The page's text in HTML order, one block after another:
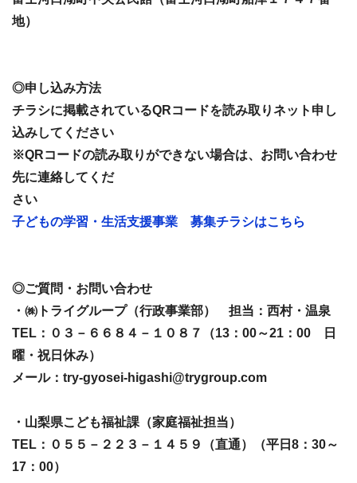
地）
◎申し込み方法
チラシに掲載されているQRコードを読み取りネット申し
込みしてください
※QRコードの読み取りができない場合は、お問い合わせ
先に連絡してくだ
さい
子どもの学習・生活支援事業 募集チラシはこちら
◎ご質問・お問い合わせ
・㈱トライグループ（行政事業部） 担当：西村・温泉
TEL：０３－６６８４－１０８７（13：00～21：00 日
曜・祝日休み）
メール：try-gyosei-higashi@trygroup.com
・山梨県こども福祉課（家庭福祉担当）
TEL：０５５－２２３－１４５９（直通）（平日8：30～
17：00）